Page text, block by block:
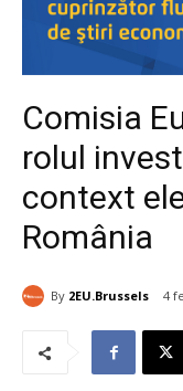
Comisia
rolul
context
România
By 2EU.Brussels 4